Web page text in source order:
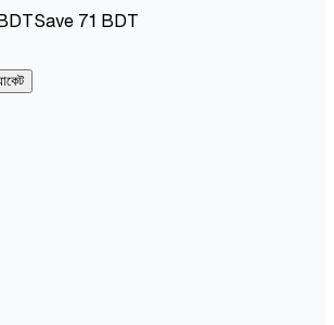
BDTSave 71 BDT